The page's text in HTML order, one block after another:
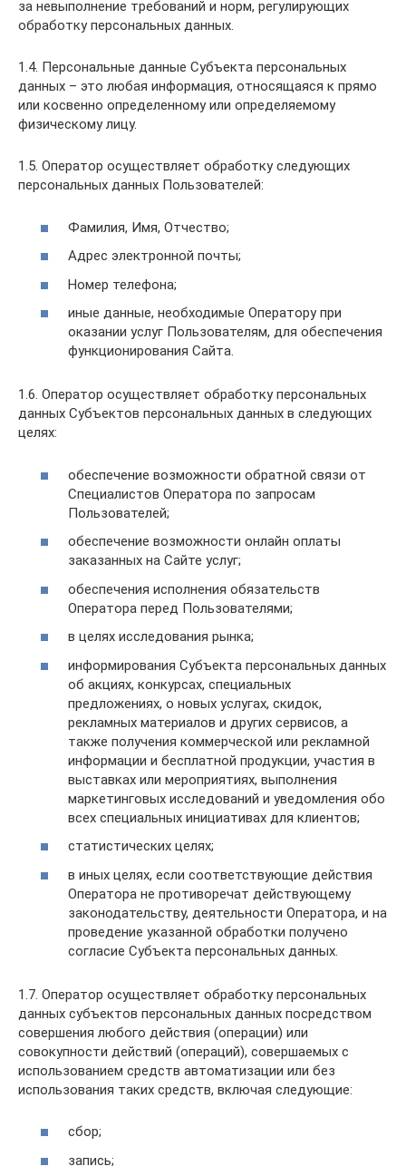
за невыполнение требований и норм, регулирующих
обработку персональных данных.
1.4. Персональные данные Субъекта персональных
данных – это любая информация, относящаяся к прямо
или косвенно определенному или определяемому
физическому лицу.
1.5. Оператор осуществляет обработку следующих
персональных данных Пользователей:
Фамилия, Имя, Отчество;
Адрес электронной почты;
Номер телефона;
иные данные, необходимые Оператору при
оказании услуг Пользователям, для обеспечения
функционирования Сайта.
1.6. Оператор осуществляет обработку персональных
данных Субъектов персональных данных в следующих
целях:
обеспечение возможности обратной связи от
Специалистов Оператора по запросам
Пользователей;
обеспечение возможности онлайн оплаты
заказанных на Сайте услуг;
обеспечения исполнения обязательств
Оператора перед Пользователями;
в целях исследования рынка;
информирования Субъекта персональных данных
об акциях, конкурсах, специальных
предложениях, о новых услугах, скидок,
рекламных материалов и других сервисов, а
также получения коммерческой или рекламной
информации и бесплатной продукции, участия в
выставках или мероприятиях, выполнения
маркетинговых исследований и уведомления обо
всех специальных инициативах для клиентов;
статистических целях;
в иных целях, если соответствующие действия
Оператора не противоречат действующему
законодательству, деятельности Оператора, и на
проведение указанной обработки получено
согласие Субъекта персональных данных.
1.7. Оператор осуществляет обработку персональных
данных субъектов персональных данных посредством
совершения любого действия (операции) или
совокупности действий (операций), совершаемых с
использованием средств автоматизации или без
использования таких средств, включая следующие:
сбор;
запись;